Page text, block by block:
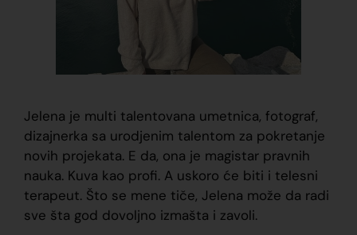
Jelena je multi talentovana umetnica, fotograf,
dizajnerka sa urodjenim talentom za pokretanje
novih projekata. E da, ona je magistar pravnih
nauka. Kuva kao profi. A uskoro će biti i telesni
terapeut. Što se mene tiče, Jelena može da radi
sve šta god dovoljno izmašta i zavoli.